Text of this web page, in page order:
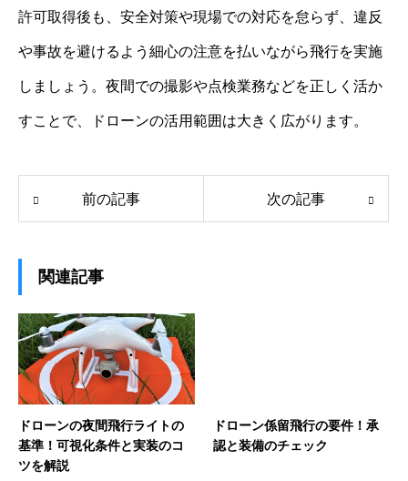
許可取得後も、安全対策や現場での対応を怠らず、違反
や事故を避けるよう細心の注意を払いながら飛行を実施
しましょう。夜間での撮影や点検業務などを正しく活か
すことで、ドローンの活用範囲は大きく広がります。
前の記事 次の記事
関連記事
ドローンの夜間飛行ライトの
基準！可視化条件と実装のコ
ツを解説
ドローン係留飛行の要件！承
認と装備のチェック